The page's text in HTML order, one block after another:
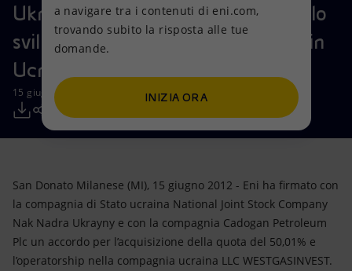
Mission e valori
Persone e Partnership
Net Zero
Modello satellitare
Innovazione
Scenari energetici
Diversificazione energetica
Tecnologie per la transizione
Collaborazioni per l'innovazione
Attività nel mondo
Casa
Imprese
Mobilità
Ukrayny e Cadogan Petroleum per lo
sviluppo di gas non convenzionale in
Ucraina
15 giugno 2012 - 10:30 CEST
San Donato Milanese (MI), 15 giugno 2012 - Eni ha firmato con
la compagnia di Stato ucraina National Joint Stock Company
Nak Nadra Ukrayny e con la compagnia Cadogan Petroleum
Plc un accordo per l’acquisizione della quota del 50,01% e
l’operatorship nella compagnia ucraina LLC WESTGASINVEST.
a navigare tra i contenuti di eni.com,
trovando subito la risposta alle tue
domande.
INIZIA ORA